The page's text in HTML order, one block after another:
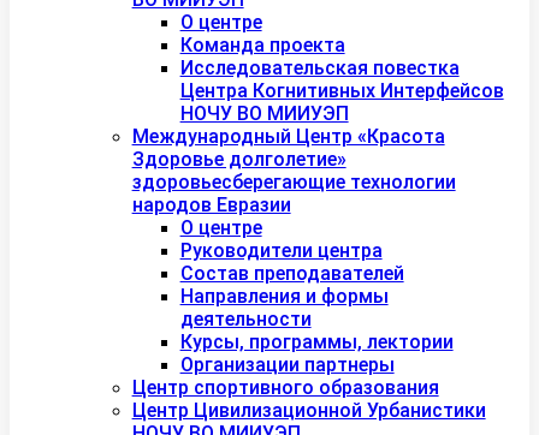
О центре
Команда проекта
Исследовательская повестка
Центра Когнитивных Интерфейсов
НОЧУ ВО МИИУЭП
Международный Центр «Красота
Здоровье долголетие»
здоровьесберегающие технологии
народов Евразии
О центре
Руководители центра
Состав преподавателей
Направления и формы
деятельности
Курсы, программы, лектории
Организации партнеры
Центр спортивного образования
Центр Цивилизационной Урбанистики